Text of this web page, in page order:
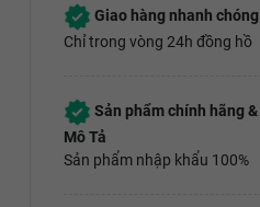
Giao hàng nhanh chóng
Chỉ trong vòng 24h đồng hồ
Sản phẩm chính hãng
Mô Tả
Sản phẩm nhập khẩu 100%